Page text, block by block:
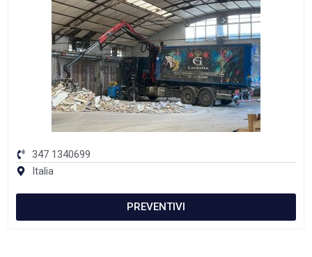
347 1340699
Italia
PREVENTIVI